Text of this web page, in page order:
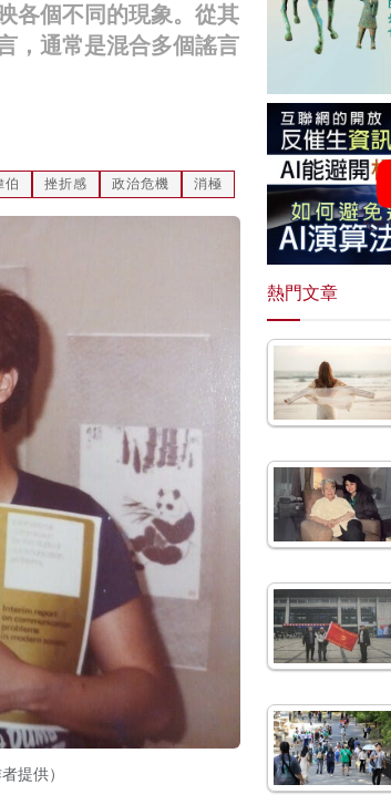
各個不同的現象。從其
，通常是混合多個謠言
伯 挫折感 政治危機 消極
提供）
熱門文章